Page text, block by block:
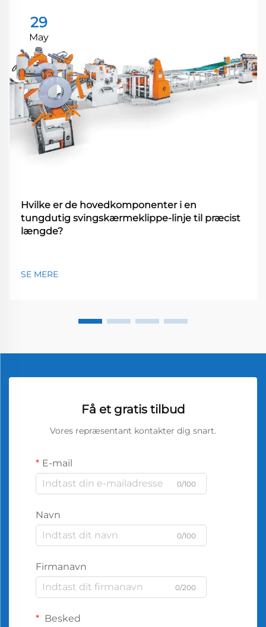
29
May
Hvilke er de hovedkomponenter i en
tungdutig svingskærmeklippe-linje til præcist
længde?
SE MERE
Få et gratis tilbud
Vores repræsentant kontakter dig snart.
E-mail
0/100
Navn
0/100
Firmanavn
0/200
Besked